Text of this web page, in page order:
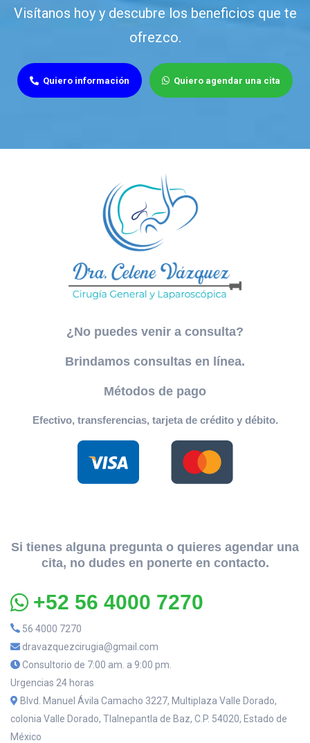
Visítanos hoy y descubre los beneficios que te
ofrezco.
Quiero información Quiero agendar una cita
¿No puedes venir a consulta?
Brindamos consultas en línea.
Métodos de pago
Efectivo, transferencias, tarjeta de crédito y débito.
Si tienes alguna pregunta o quieres agendar una
cita, no dudes en ponerte en contacto.
+52 56 4000 7270
56 4000 7270
dravazquezcirugia@gmail.com
Consultorio de 7:00 am. a 9:00 pm.
Urgencias 24 horas
Blvd. Manuel Ávila Camacho 3227, Multiplaza Valle Dorado,
colonia Valle Dorado, Tlalnepantla de Baz, C.P. 54020, Estado de
México